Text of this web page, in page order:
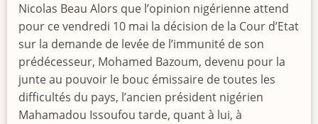
Nicolas Beau Alors que l’opinion nigérienne attend
pour ce vendredi 10 mai la décision de la Cour d’Etat
sur la demande de levée de l’immunité de son
prédécesseur, Mohamed Bazoum, devenu pour la
junte au pouvoir le bouc émissaire de toutes les
difficultés du pays, l’ancien président nigérien
Mahamadou Issoufou tarde, quant à lui, à